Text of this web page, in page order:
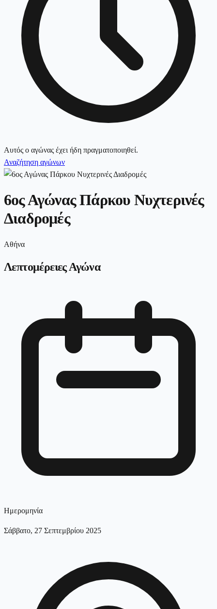
Αυτός ο αγώνας έχει ήδη πραγματοποιηθεί.
Αναζήτηση αγώνων
6ος Αγώνας Πάρκου Νυχτερινές
Διαδρομές
Αθήνα
Λεπτομέρειες Αγώνα
Ημερομηνία
Σάββατο, 27 Σεπτεμβρίου 2025